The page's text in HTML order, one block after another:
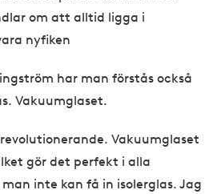
om att alltid ligga i
nyfiken
har man förstås också
Vakuumglaset.
Vakuumglaset
gör det perfekt i alla
inte kan få in isolerglas. Jag